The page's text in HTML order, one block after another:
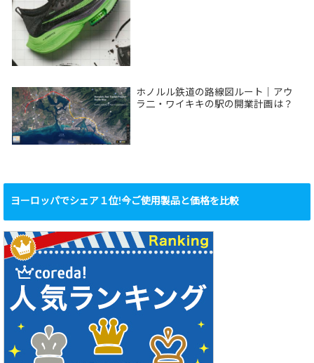
ホノルル鉄道の路線図ルート｜アウ
ラ二・ワイキキの駅の開業計画は？
ヨーロッパでシェア１位!今ご使用製品と価格を比較